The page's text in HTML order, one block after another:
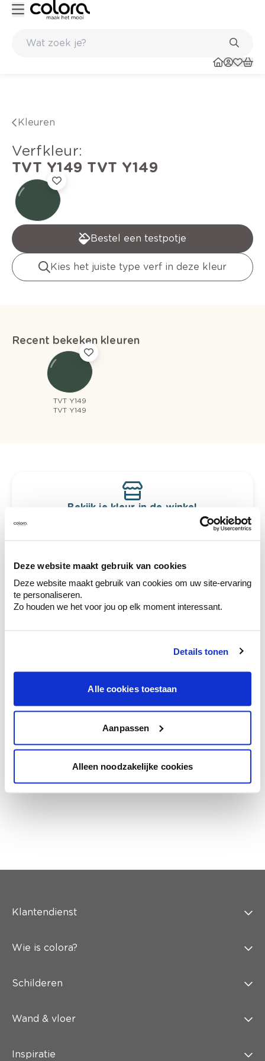
Deze website maakt gebruik van cookies
Deze website maakt gebruik van cookies om uw site-ervaring
te personaliseren.
Zo houden we het voor jou op elk moment interessant.
Details tonen
Alle cookies toestaan
Aanpassen
Alleen noodzakelijke cookies
Kleuren
verfkleur:
TVT Y149 TVT Y149
Bestel een testpotje
Kies het juiste type verf in deze kleur
Recent bekeken kleuren
TVT Y149
TVT Y149
Bekijk je kleur in de winkel
Ontdek er kleurechte stalen van je
te verfijnen.
Krijg persoonlijk advies om kleuren te
combineren.
Krijg kleuradvies op basis van de lichtinval
en je meubels.
Krijg ineens een technologische check-up
Klantendienst
Wie is colora?
Schilderen
Wand & vloer
Inspiratie